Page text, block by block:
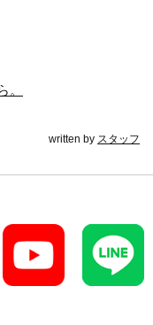
。
written by スタッフ